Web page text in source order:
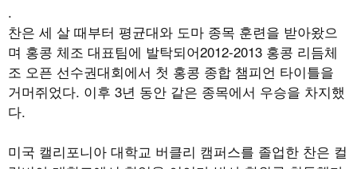
.
찬은 세 살 때부터 평균대와 도마 종목 훈련을 받아왔으
며 홍콩 체조 대표팀에 발탁되어2012-2013 홍콩 리듬체
조 오픈 선수권대회에서 첫 홍콩 종합 챔피언 타이틀을
거머쥐었다. 이후 3년 동안 같은 종목에서 우승을 차지했
다.
미국 캘리포니아 대학교 버클리 캠퍼스를 졸업한 찬은 컬